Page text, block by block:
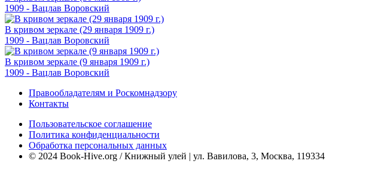
1909 - Вацлав Воровский
В кривом зеркале (29 января 1909 г.)
1909 - Вацлав Воровский
В кривом зеркале (9 января 1909 г.)
1909 - Вацлав Воровский
Правообладателям и Роскомнадзору
Контакты
Пользовательское соглашение
Политика конфиденциальности
Обработка персональных данных
© 2024 Book-Hive.org / Книжный улей | ул. Вавилова, 3, Москва, 119334